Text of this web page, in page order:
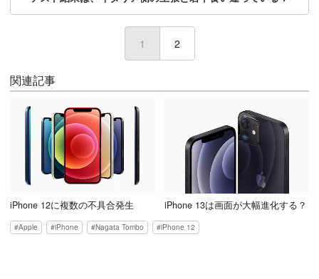
1 (current)
2
関連記事
iPhone 12に複数の不具合発生 iPhone 13は画面が大幅進化する？
Apple iPhone Nagata Tombo iPhone 12